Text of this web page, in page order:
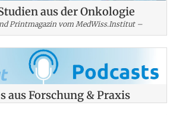
aus der Onkologie
Printmagazin vom MedWiss.Institut –
aus Forschung & Praxis